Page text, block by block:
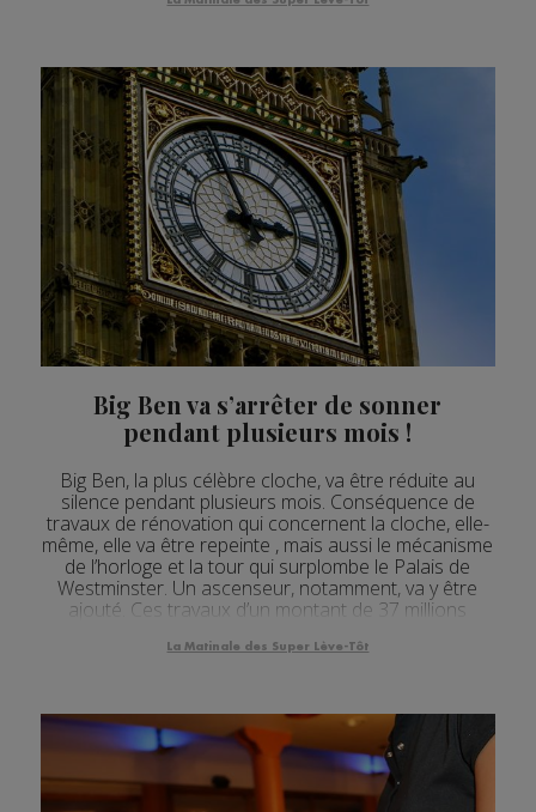
Big Ben va s’arrêter de sonner
pendant plusieurs mois !
Big Ben, la plus célèbre cloche, va être réduite au
silence pendant plusieurs mois. Conséquence de
travaux de rénovation qui concernent la cloche, elle-
même, elle va être repeinte , mais aussi le mécanisme
de l’horloge et la tour qui surplombe le Palais de
Westminster. Un ascenseur, notamment, va y être
ajouté. Ces travaux d’un montant de 37 millions
La Matinale des Super Lève-Tôt